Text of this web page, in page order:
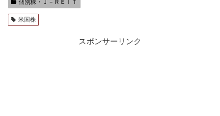
個別株・Ｊ－ＲＥＩＴ
米国株
スポンサーリンク